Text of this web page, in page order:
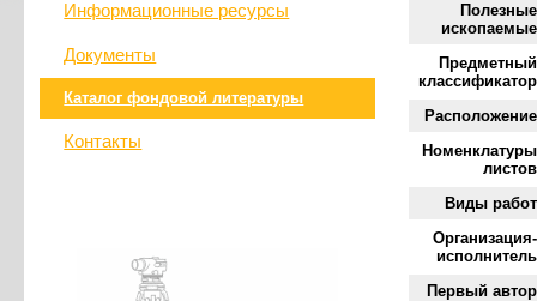
Информационные ресурсы
Документы
Каталог фондовой литературы
Контакты
Полезные
ископаемые
Предметный
классификатор
Расположение
Номенклатуры
листов
Виды работ
Организация-
исполнитель
Первый автор